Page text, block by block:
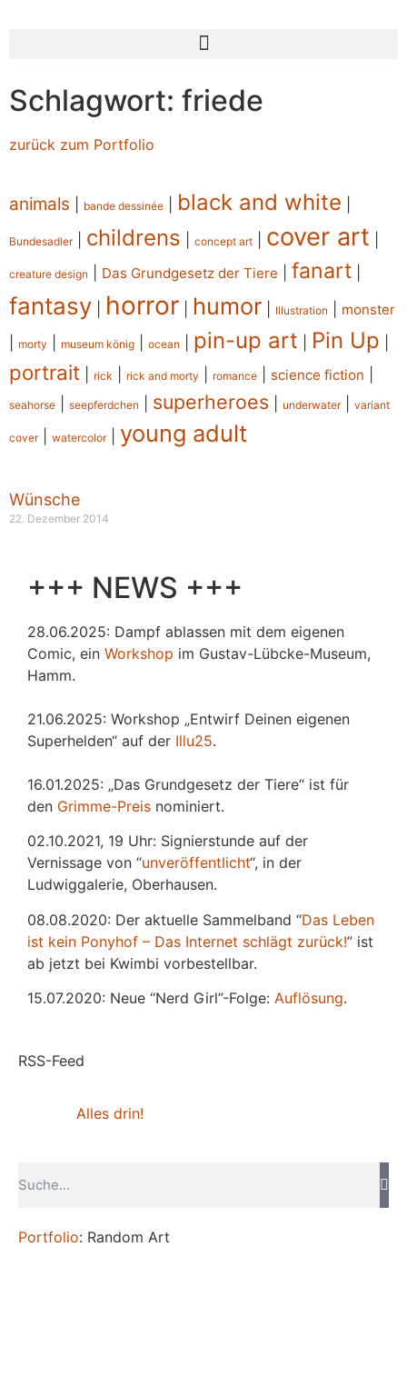
Schlagwort: friede
zurück zum Portfolio
animals bande dessinée black and white
Bundesadler| childrens concept art cover art
creature design Das Grundgesetz der Tiere fanart
fantasy horror humor Illustration monster
morty museum könig ocean pin-up art Pin Up
portrait rick rick and morty romance science fiction
seahorse seepferdchen superheroes underwater| variant
cover| watercolor| young adult
Wünsche
22. Dezember 2014
+++ NEWS +++
28.06.2025: Dampf ablassen mit dem eigenen
Comic, ein Workshop im Gustav-Lübcke-Museum,
Hamm.
21.06.2025: Workshop „Entwirf Deinen eigenen
Superhelden“ auf der Illu25.
16.01.2025: „Das Grundgesetz der Tiere“ ist für
den Grimme-Preis nominiert.
02.10.2021, 19 Uhr: Signierstunde auf der
Vernissage von “unveröffentlicht“, in der
Ludwiggalerie, Oberhausen.
08.08.2020: Der aktuelle Sammelband “Das Leben
ist kein Ponyhof – Das Internet schlägt zurück!” ist
ab jetzt bei Kwimbi vorbestellbar.
15.07.2020: Neue “Nerd Girl”-Folge: Auflösung.
RSS-Feed
Alles drin!
Portfolio: Random Art